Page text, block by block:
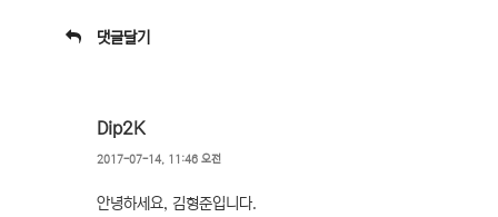
댓글달기
Dip2K
2017-07-14, 11:46 오전
안녕하세요, 김형준입니다.